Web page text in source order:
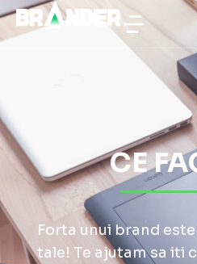
CE
Forta unui brand
tale! Te ajutam sa iti